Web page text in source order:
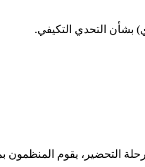
بشأن التحدي التكيفي.
التحضير، يقوم المنظمون